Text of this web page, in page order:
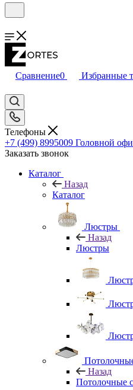
Сравнение0 Избранные
Телефоны
+7 (499) 8995009 Головной
Заказать звонок
Каталог
Назад
Каталог
Люстры
Назад
Люстры
Назад
Потолочные